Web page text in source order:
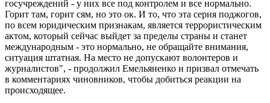
госучреждений - у них все под контролем и все нормально.
Горит там, горит сям, но это ок. И то, что эта серия поджогов,
по всем юридическим признакам, является террористическим
актом, который сейчас выйдет за пределы страны и станет
международным - это нормально, не обращайте внимания,
ситуация штатная. На место не допускают волонтеров и
журналистов", - продолжил Емельяненко и призвал отмечать
в комментариях чиновников, чтобы добиться реакции на
происходящее.